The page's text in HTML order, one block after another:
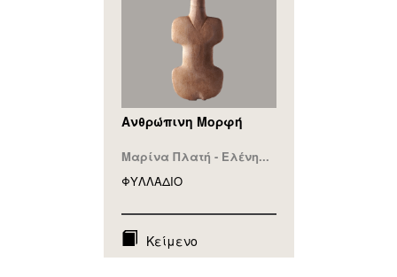
Ανθρώπινη Μορφή
Μαρίνα Πλατή - Ελένη...
ΦΥΛΛAΔΙΟ
Κείμενο